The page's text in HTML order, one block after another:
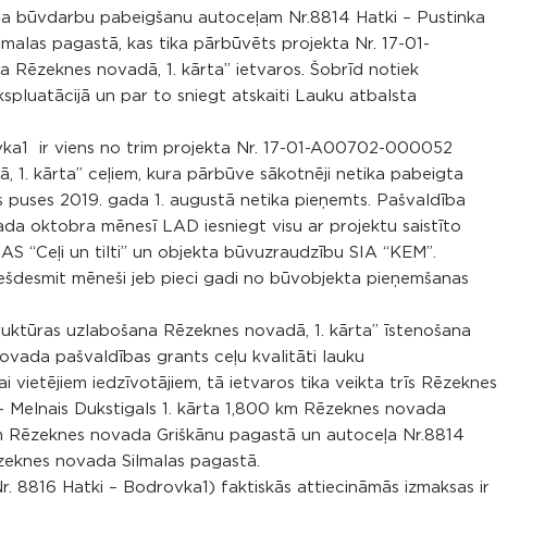
būvdarbu pabeigšanu autoceļam Nr.8814 Hatki – Pustinka
pagastā, kas tika pārbūvēts projekta Nr. 17-01-
novadā, 1. kārta” ietvaros. Šobrīd notiek
un par to sniegt atskaiti Lauku atbalsta
ir viens no trim projekta Nr. 17-01-A00702-000052
1. kārta” ceļiem, kura pārbūve sākotnēji netika pabeigta
2019. gada 1. augustā netika pieņemts. Pašvaldība
oktobra mēnesī LAD iesniegt visu ar projektu saistīto
“Ceļi un tilti” un objekta būvuzraudzību SIA “KEM”.
mēneši jeb pieci gadi no būvobjekta pieņemšanas
uzlabošana Rēzeknes novadā, 1. kārta” īstenošana
pašvaldības grants ceļu kvalitāti lauku
vietējiem iedzīvotājiem, tā ietvaros tika veikta trīs Rēzeknes
Dukstigals 1. kārta 1,800 km Rēzeknes novada
Rēzeknes novada Griškānu pagastā un autoceļa Nr.8814
novada Silmalas pagastā.
8816 Hatki – Bodrovka1) faktiskās attiecināmās izmaksas ir